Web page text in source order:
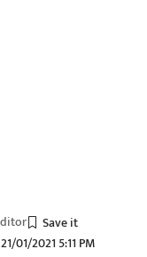
01/2021 5:11 PM